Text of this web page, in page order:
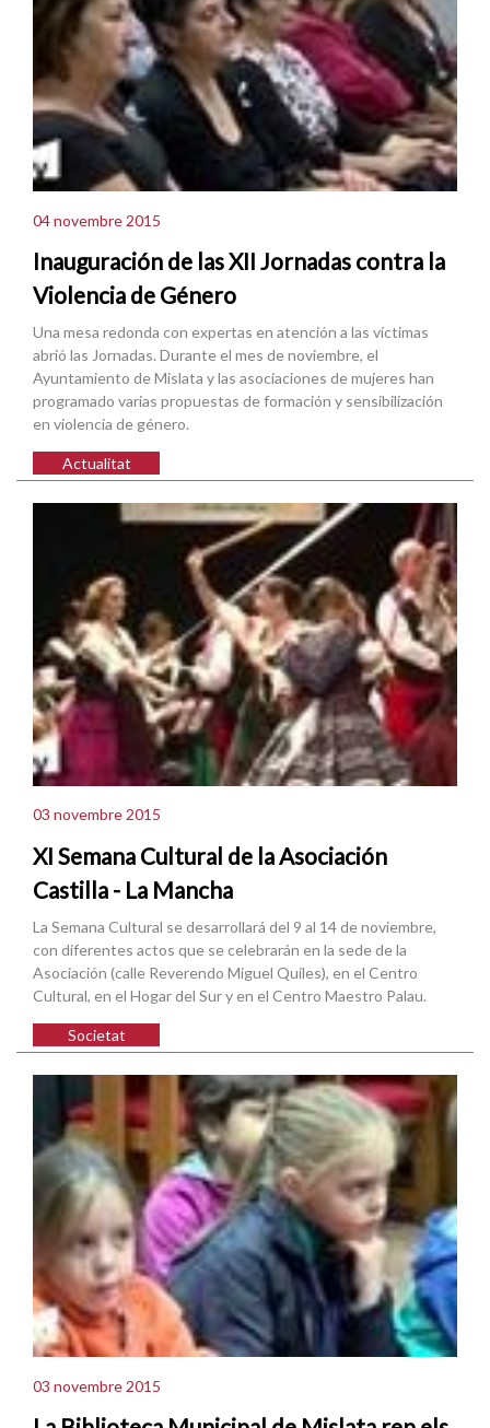
04 novembre 2015
Inauguración de las XII Jornadas contra la
Violencia de Género
Una mesa redonda con expertas en atención a las víctimas
abrió las Jornadas. Durante el mes de noviembre, el
Ayuntamiento de Mislata y las asociaciones de mujeres han
programado varias propuestas de formación y sensibilización
en violencia de género.
Actualitat
03 novembre 2015
XI Semana Cultural de la Asociación
Castilla - La Mancha
La Semana Cultural se desarrollará del 9 al 14 de noviembre,
con diferentes actos que se celebrarán en la sede de la
Asociación (calle Reverendo Miguel Quiles), en el Centro
Cultural, en el Hogar del Sur y en el Centro Maestro Palau.
Societat
03 novembre 2015